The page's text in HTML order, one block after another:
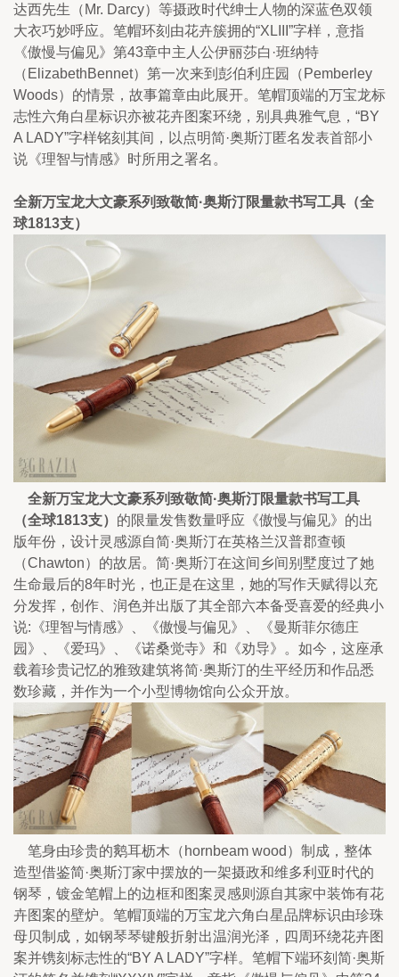
达西先生（Mr. Darcy）等摄政时代绅士人物的深蓝色双领
大衣巧妙呼应。笔帽环刻由花卉簇拥的“XLIII”字样，意指
《傲慢与偏见》第43章中主人公伊丽莎白·班纳特
（ElizabethBennet）第一次来到彭伯利庄园（Pemberley
Woods）的情景，故事篇章由此展开。笔帽顶端的万宝龙标
志性六角白星标识亦被花卉图案环绕，别具典雅气息，“BY
A LADY”字样铭刻其间，以点明简·奥斯汀匿名发表首部小
说《理智与情感》时所用之署名。
全新万宝龙大文豪系列致敬简·奥斯汀限量款书写工具（全
球1813支）
全新万宝龙大文豪系列致敬简·奥斯汀限量款书写工具
（全球1813支） 的限量发售数量呼应《傲慢与偏见》的出
版年份，设计灵感源自简·奥斯汀在英格兰汉普郡查顿
（Chawton）的故居。简·奥斯汀在这间乡间别墅度过了她
生命最后的8年时光，也正是在这里，她的写作天赋得以充
分发挥，创作、润色并出版了其全部六本备受喜爱的经典小
说:《理智与情感》、《傲慢与偏见》、《曼斯菲尔德庄
园》、《爱玛》、《诺桑觉寺》和《劝导》。如今，这座承
载着珍贵记忆的雅致建筑将简·奥斯汀的生平经历和作品悉
数珍藏，并作为一个小型博物馆向公众开放。
笔身由珍贵的鹅耳枥木（hornbeam wood）制成，整体
造型借鉴简·奥斯汀家中摆放的一架摄政和维多利亚时代的
钢琴，镀金笔帽上的边框和图案灵感则源自其家中装饰有花
卉图案的壁炉。笔帽顶端的万宝龙六角白星品牌标识由珍珠
母贝制成，如钢琴琴键般折射出温润光泽，四周环绕花卉图
案并镌刻标志性的“BY A LADY”字样。笔帽下端环刻简·奥斯